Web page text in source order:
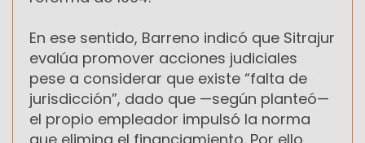
En ese sentido, Barreno indicó que Sitrajur
evalúa promover acciones judiciales
pese a considerar que existe “falta de
jurisdicción”, dado que —según planteó—
el propio empleador impulsó la norma